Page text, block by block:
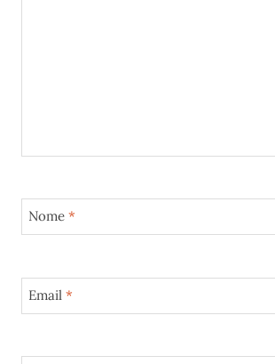
Nome *
Email *